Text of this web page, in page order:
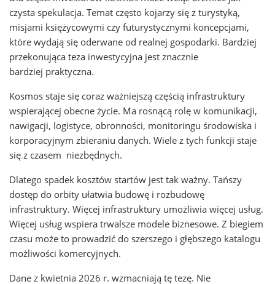
czysta spekulacja. Temat często kojarzy się z turystyką,
misjami księżycowymi czy futurystycznymi koncepcjami,
które wydają się oderwane od realnej gospodarki. Bardziej
przekonująca teza inwestycyjna jest znacznie
bardziej praktyczna.
Kosmos staje się coraz ważniejszą częścią infrastruktury
wspierającej obecne życie. Ma rosnącą rolę w komunikacji,
nawigacji, logistyce, obronności, monitoringu środowiska i
korporacyjnym zbieraniu danych. Wiele z tych funkcji staje
się z czasem niezbędnych.
Dlatego spadek kosztów startów jest tak ważny. Tańszy
dostęp do orbity ułatwia budowę i rozbudowę
infrastruktury. Więcej infrastruktury umożliwia więcej usług.
Więcej usług wspiera trwalsze modele biznesowe. Z biegiem
czasu może to prowadzić do szerszego i głębszego katalogu
możliwości komercyjnych.
Dane z kwietnia 2026 r. wzmacniają tę tezę. Nie